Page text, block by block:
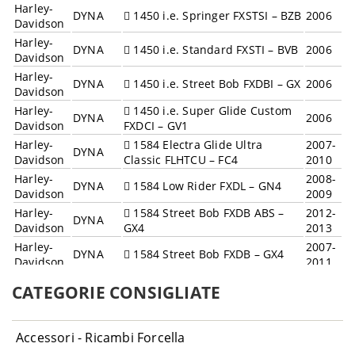
Harley-
Davidson
DYNA 1450 i.e. Springer FXSTSI – BZB 2006
Harley-
Davidson
DYNA 1450 i.e. Standard FXSTI – BVB 2006
Harley-
Davidson
DYNA 1450 i.e. Street Bob FXDBI – GX 2006
Harley-
Davidson
DYNA
1450 i.e. Super Glide Custom
FXDCI – GV1
2006
Harley-
Davidson
DYNA
1584 Electra Glide Ultra
Classic FLHTCU – FC4
2007-
2010
Harley-
Davidson
DYNA 1584 Low Rider FXDL – GN4
2008-
2009
Harley-
Davidson
DYNA
1584 Street Bob FXDB ABS –
GX4
2012-
2013
Harley-
Davidson
DYNA 1584 Street Bob FXDB – GX4
2007-
2011
Davidson
DYNA
ABS – GV4
Davidson
DYNA
– GV4
CATEGORIE CONSIGLIATE
Accessori - Ricambi Forcella